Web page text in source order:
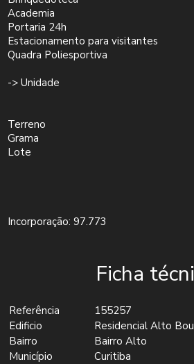
Academia
Portaria 24h
Estacionamento para visitantes
Quadra Poliesportiva
-> Unidade
Terreno
Grama
Lote
Incorporação: 97.773
Ficha
Referência
155257
Edificio
Residencial Alto
Bairro
Bairro Alto
Município
Curitiba